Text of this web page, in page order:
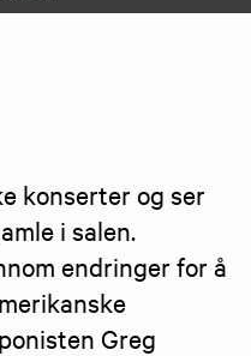
konserter og ser
i salen.
endringer for å
Greg